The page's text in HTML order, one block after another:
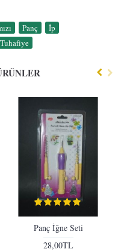
Panç İp
Panç İğne Seti
28,00TL